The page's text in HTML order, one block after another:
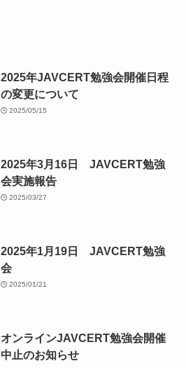
2025年JAVCERT勉強会開催日程
の変更について
2025/05/15
2025年3月16日 JAVCERT勉強
会実施報告
2025/03/27
2025年1月19日 JAVCERT勉強
会
2025/01/21
オンラインJAVCERT勉強会開催
中止のお知らせ